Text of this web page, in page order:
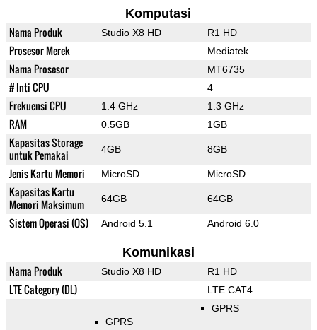
Komputasi
Nama Produk Studio X8 HD R1 HD
Prosesor Merek Mediatek
Nama Prosesor MT6735
# Inti CPU 4
Frekuensi CPU 1.4 GHz 1.3 GHz
RAM 0.5GB 1GB
Kapasitas Storage
untuk Pemakai
4GB 8GB
Jenis Kartu Memori MicroSD MicroSD
Kapasitas Kartu
Memori Maksimum
64GB 64GB
Sistem Operasi (OS) Android 5.1 Android 6.0
Komunikasi
Nama Produk Studio X8 HD R1 HD
LTE Category (DL) LTE CAT4
GPRS
GPRS